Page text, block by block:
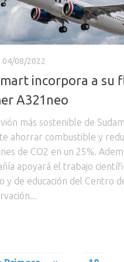
04/08/2022
incorpora a su
A321neo
más sostenible de
ahorrar combustible y
de CO2 en un 25%.
apoyará el trabajo
y de educación del Centro